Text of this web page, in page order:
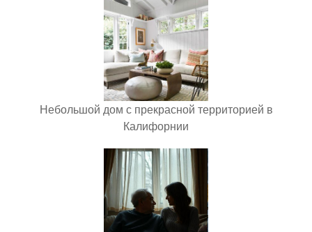
Небольшой дом с прекрасной территорией в
Калифорнии